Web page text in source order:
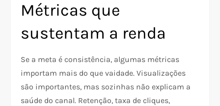
Métricas que
sustentam a renda
Se a meta é consistência, algumas métricas
importam mais do que vaidade. Visualizações
são importantes, mas sozinhas não explicam a
saúde do canal. Retenção, taxa de cliques,